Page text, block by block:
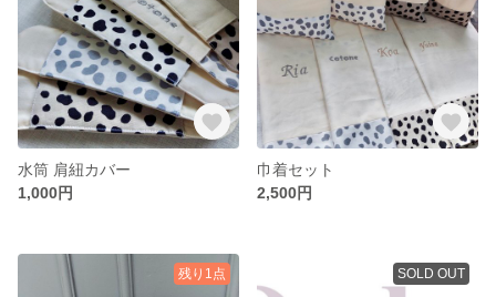
水筒 肩紐カバー
1,000円
巾着セット
2,500円
残り1点 SOLD OUT